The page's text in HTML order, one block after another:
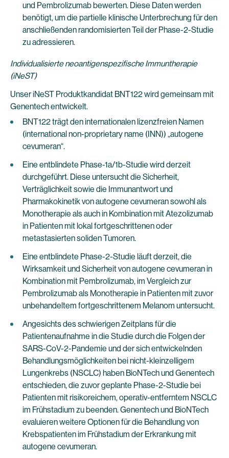
und Pembrolizumab bewerten. Diese Daten werden
benötigt, um die partielle klinische Unterbrechung für den
anschließenden randomisierten Teil der Phase-2-Studie
zu adressieren.
Individualisierte neoantigenspezifische Immuntherapie
(iNeST)
Unser iNeST Produktkandidat BNT122 wird gemeinsam mit
Genentech entwickelt.
BNT122 trägt den internationalen lizenzfreien Namen
(international non-proprietary name (INN)) „autogene
cevumeran“.
Eine entblindete Phase-1a/1b-Studie wird derzeit
durchgeführt. Diese untersucht die Sicherheit,
Verträglichkeit sowie die Immunantwort und
Pharmakokinetik von autogene cevumeran sowohl als
Monotherapie als auch in Kombination mit Atezolizumab
in Patienten mit lokal fortgeschrittenen oder
metastasierten soliden Tumoren.
Eine entblindete Phase-2-Studie läuft derzeit, die
Wirksamkeit und Sicherheit von autogene cevumeran in
Kombination mit Pembrolizumab, im Vergleich zur
Pembrolizumab als Monotherapie in Patienten mit zuvor
unbehandeltem fortgeschrittenem Melanom untersucht.
Angesichts des schwierigen Zeitplans für die
Patientenaufnahme in die Studie durch die Folgen der
SARS-CoV-2-Pandemie und der sich entwickelnden
Behandlungsmöglichkeiten bei nicht-kleinzelligem
Lungenkrebs (NSCLC) haben BioNTech und Genentech
entschieden, die zuvor geplante Phase-2-Studie bei
Patienten mit risikoreichem, operativ-entferntem NSCLC
im Frühstadium zu beenden. Genentech und BioNTech
evaluieren weitere Optionen für die Behandlung von
Krebspatienten im Frühstadium der Erkrankung mit
autogene cevumeran.